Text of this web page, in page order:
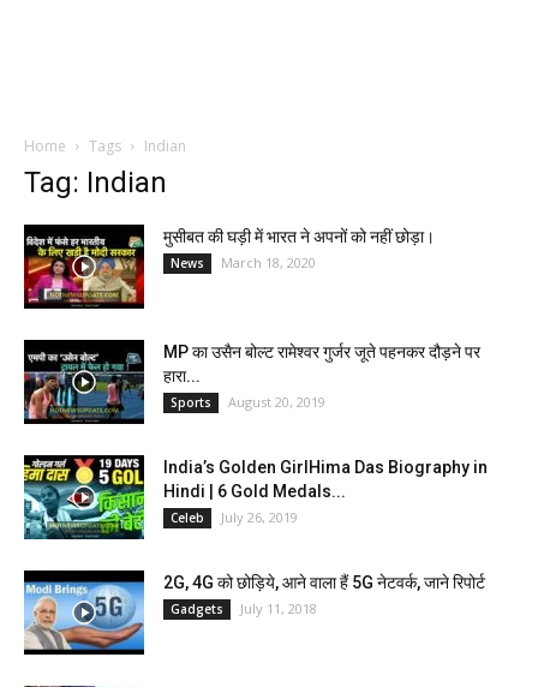
Home Tags Indian
Tag: Indian
मुसीबत की घड़ी में भारत ने अपनों को नहीं छोड़ा।
News March 18, 2020
MP का उसैन बोल्ट रामेश्वर गुर्जर जूते पहनकर दौड़ने पर
हारा...
Sports August 20, 2019
India’s Golden GirlHima Das Biography in
Hindi | 6 Gold Medals...
Celeb July 26, 2019
2G, 4G को छोड़िये, आने वाला हैं 5G नेटवर्क, जाने रिपोर्ट
Gadgets July 11, 2018